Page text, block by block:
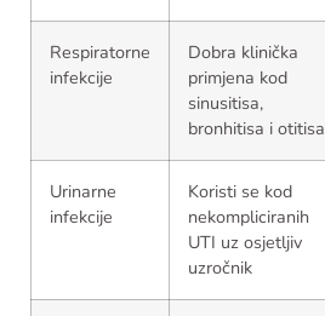
Respiratorne
infekcije
Dobra klinička
primjena kod
sinusitisa,
bronhitisa i otitisa
Urinarne
infekcije
Koristi se kod
nekompliciranih
UTI uz osjetljiv
uzročnik